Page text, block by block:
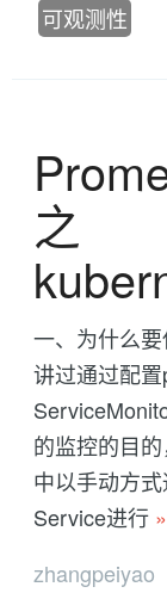
可观测性
之
一、为什么
讲过通过配
的监控的目
中以手动方
Service进行 »
zhangpeiyao